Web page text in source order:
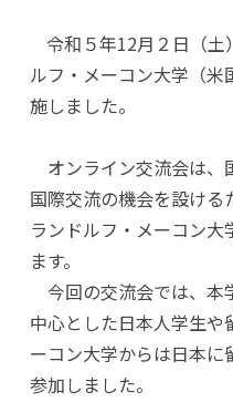
令和５年12月２日（土
ルフ・メーコン大学（
施しました。
オンライン交流会は、
国際交流の機会を設ける
ランドルフ・メーコン大
ます。
今回の交流会では、本
中心とした日本人学生や
ーコン大学からは日本
参加しました。